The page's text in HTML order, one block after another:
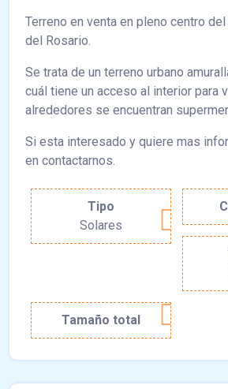
Terreno en venta en pleno centro
del Rosario.
Se trata de un terreno urbano
cuál tiene un acceso al interior para
alrededores se encuentran
Si esta interesado y quiere mas
en contactarnos.
Tipo
Solares
Tamaño total